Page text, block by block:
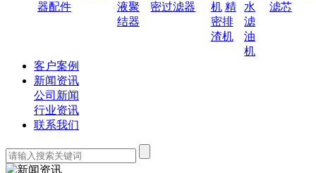
器配件
液聚
结器
密过滤器
机 精
密排
渣机
水
滤
油
机
滤芯
客户案例
新闻资讯
公司新闻
行业资讯
联系我们